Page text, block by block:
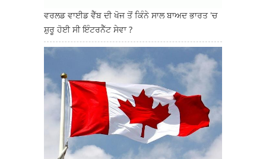
ਵਰਲਡ ਵਾਈਡ ਵੈੱਬ ਦੀ ਖੋਜ ਤੋਂ ਕਿੰਨੇ ਸਾਲ ਬਾਅਦ ਭਾਰਤ 'ਚ
ਸ਼ੁਰੂ ਹੋਈ ਸੀ ਇੰਟਰਨੈੱਟ ਸੇਵਾ ?